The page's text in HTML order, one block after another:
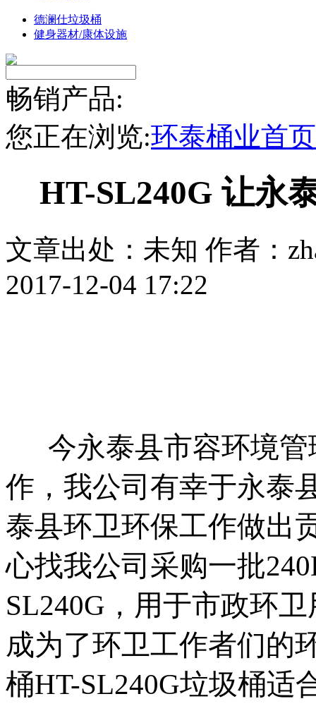
德澜仕垃圾桶
健身器材/康体设施
畅销产品:
您正在浏览:环泰桶业首页
HT-SL240G 让永
文章出处：未知 作者：
2017-12-04 17:22
今永泰县市容环境管
作，我公司有幸于永泰
泰县环卫环保工作做出
心找我公司采购一批
SL240G，用于市政环
成为了环卫工作者们的
桶HT-SL240G垃圾桶适